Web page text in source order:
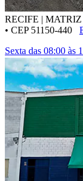
RECIFE | MATRIZ
• CEP 51150-440
Sexta das 08:00 às